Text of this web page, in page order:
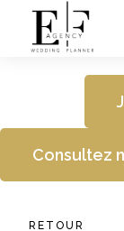
content
Consultez
RETOUR